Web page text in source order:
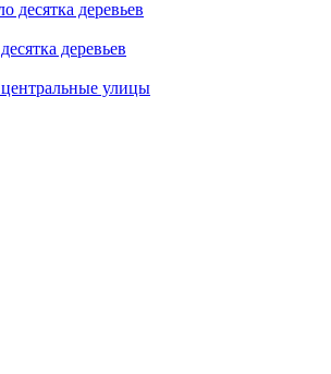
деревьев
улицы